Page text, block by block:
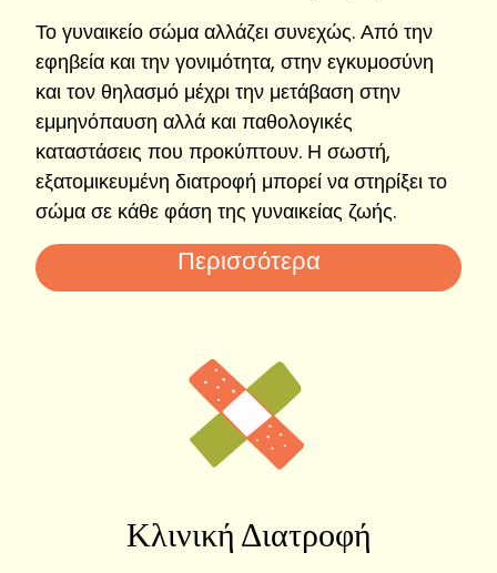
Το γυναικείο σώμα αλλάζει συνεχώς. Από την
εφηβεία και την γονιμότητα, στην εγκυμοσύνη
και τον θηλασμό μέχρι την μετάβαση στην
εμμηνόπαυση αλλά και παθολογικές
καταστάσεις που προκύπτουν. Η σωστή,
εξατομικευμένη διατροφή μπορεί να στηρίξει το
σώμα σε κάθε φάση της γυναικείας ζωής.
Περισσότερα
Κλινική Διατροφή